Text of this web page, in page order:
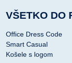
VŠETKO DO
Office Dress Code
Smart Casual
Košele s logom